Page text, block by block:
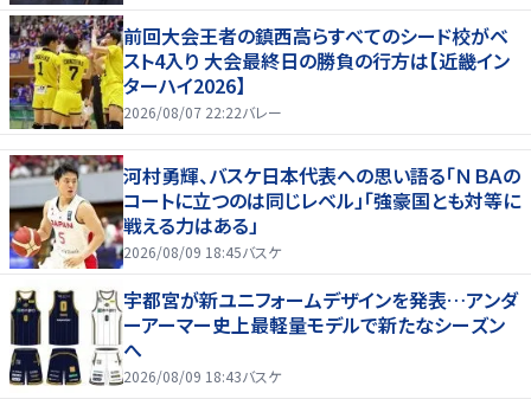
前回大会王者の鎮西高らすべてのシード校がベ
スト4入り 大会最終日の勝負の行方は【近畿イン
ターハイ2026】
2026/08/07 22:22バレー
河村勇輝、バスケ日本代表への思い語る「ＮＢＡの
コートに立つのは同じレベル」「強豪国とも対等に
戦える力はある」
2026/08/09 18:45バスケ
宇都宮が新ユニフォームデザインを発表…アンダ
ーアーマー史上最軽量モデルで新たなシーズン
へ
2026/08/09 18:43バスケ